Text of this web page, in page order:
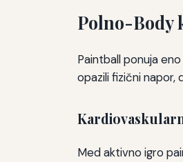
Polno-Body
Paintball ponuja
opazili fizični napor,
Med aktivno igro